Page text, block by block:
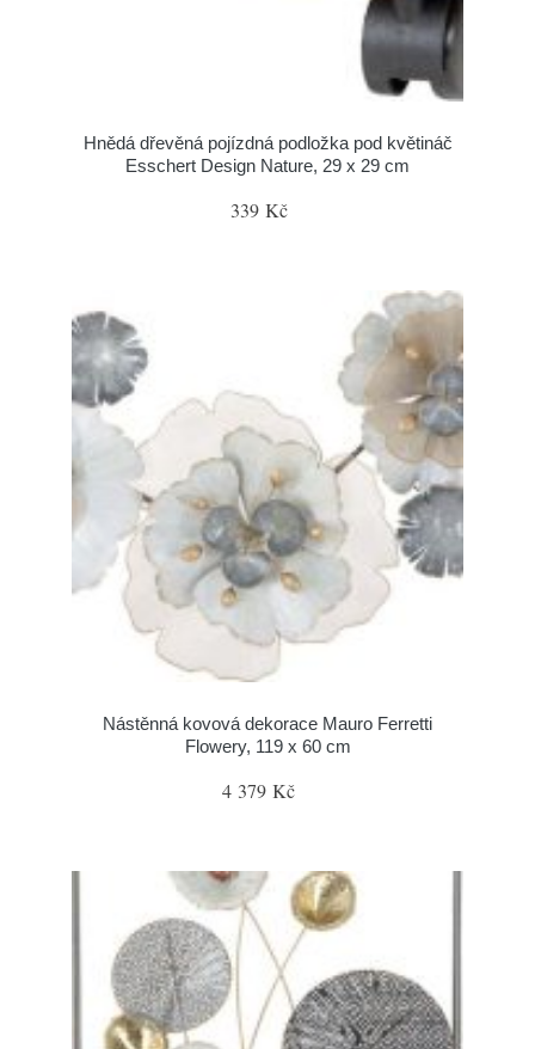
Hnědá dřevěná pojízdná podložka pod květináč
Esschert Design Nature, 29 x 29 cm
339 Kč
Nástěnná kovová dekorace Mauro Ferretti
Flowery, 119 x 60 cm
4 379 Kč